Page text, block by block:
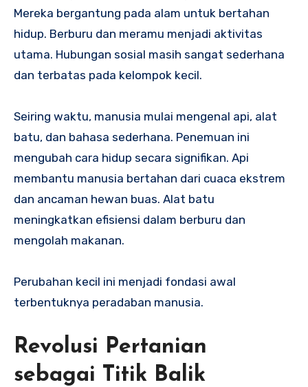
Mereka bergantung pada alam untuk bertahan
hidup. Berburu dan meramu menjadi aktivitas
utama. Hubungan sosial masih sangat sederhana
dan terbatas pada kelompok kecil.
Seiring waktu, manusia mulai mengenal api, alat
batu, dan bahasa sederhana. Penemuan ini
mengubah cara hidup secara signifikan. Api
membantu manusia bertahan dari cuaca ekstrem
dan ancaman hewan buas. Alat batu
meningkatkan efisiensi dalam berburu dan
mengolah makanan.
Perubahan kecil ini menjadi fondasi awal
terbentuknya peradaban manusia.
Revolusi Pertanian
sebagai Titik Balik